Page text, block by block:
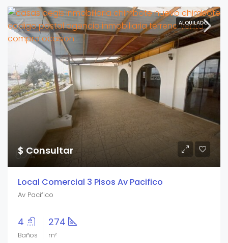
ALQUILADO
$ Consultar
Local Comercial 3 Pisos Av Pacifico
Av Pacifico
4
Baños
274
m²